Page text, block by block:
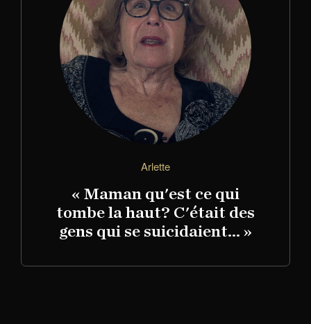
Arlette
« Maman qu'est ce qui
tombe la haut? C'était des
gens qui se suicidaient... »